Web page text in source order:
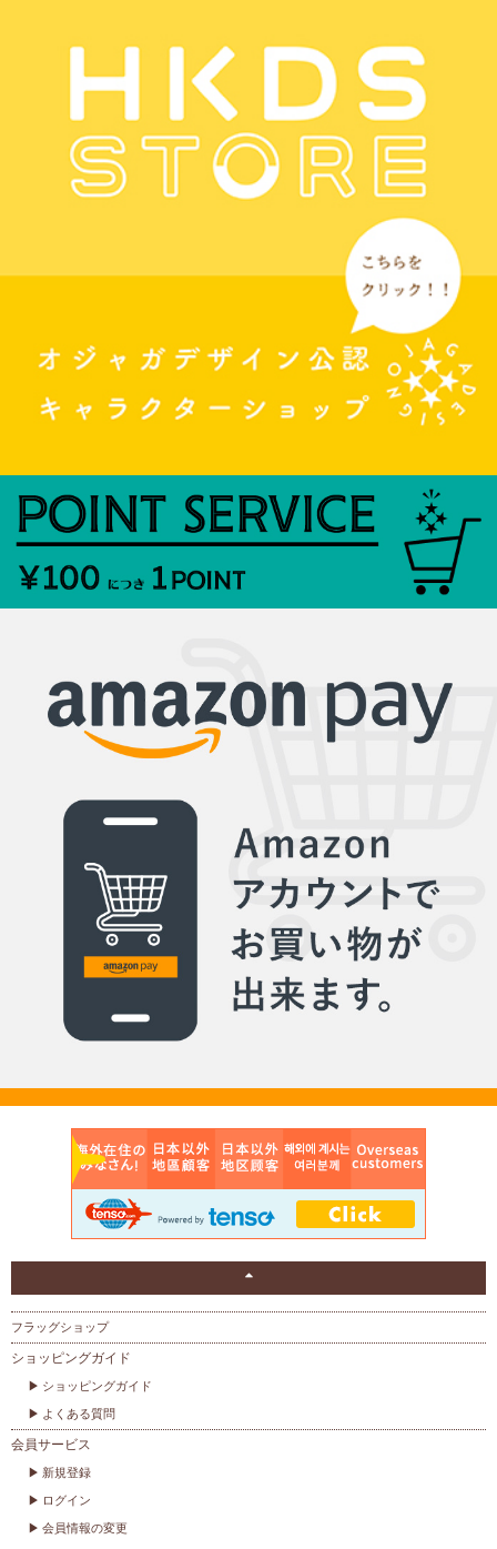
フラッグショップ
ショッピングガイド
ショッピングガイド
よくある質問
会員サービス
新規登録
ログイン
会員情報の変更